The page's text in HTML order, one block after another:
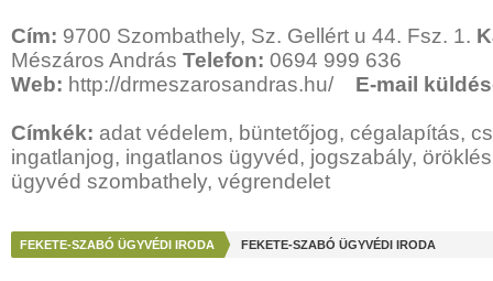
Cím: 9700 Szombathely, Sz. Gellért u 44. Fsz. 1.
Mészáros András Telefon: 0694 999 636
Web: http://drmeszarosandras.hu/ E-mail
Címkék: adat védelem, büntetőjog, cégalapítás,
ingatlanjog, ingatlanos ügyvéd, jogszabály,
ügyvéd szombathely, végrendelet
FEKETE-SZABÓ ÜGYVÉDI IRODA FEKETE-SZABÓ ÜGYVÉDI IRODA